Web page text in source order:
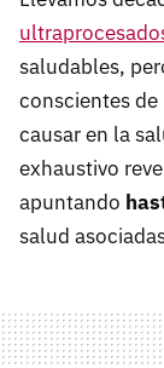
saludables,
conscientes
causar en la
exhaustivo
apuntando
salud